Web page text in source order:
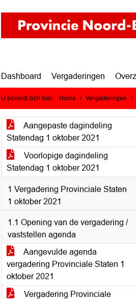
van deze pagina
Dashboard Vergaderingen
U bevindt zich hier: Home Vergaderingen
Aangepaste dagindeling
Statendag 1 oktober 2021
Voorlopige dagindeling
Statendag 1 oktober 2021
1 Vergadering Provinciale Staten
1 oktober 2021
1.1 Opening van de vergadering /
vaststellen agenda
Aangevulde agenda
vergadering Provinciale Staten 1
oktober 2021
Vergadering Provinciale